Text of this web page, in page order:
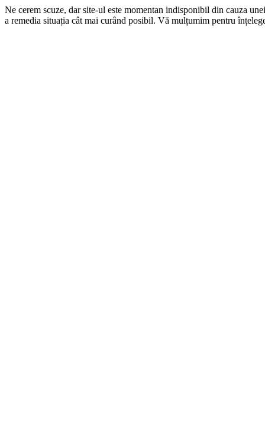
Ne cerem scuze, dar site-ul este momentan indisponibil din cauza
a remedia situația cât mai curând posibil. Vă mulțumim pentru